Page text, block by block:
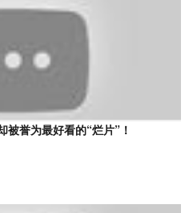
被誉为最好看的“烂片”！